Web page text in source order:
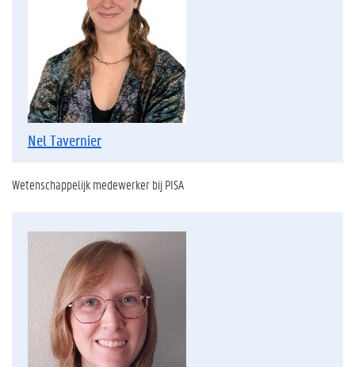
Nel Tavernier
Wetenschappelijk medewerker bij PISA